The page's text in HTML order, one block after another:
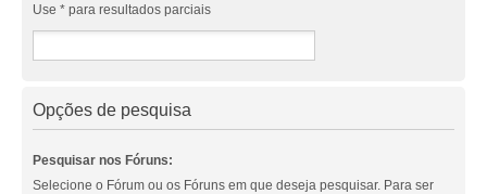
Use * para resultados parciais
Opções de pesquisa
Pesquisar nos Fóruns:
Selecione o Fórum ou os Fóruns em que deseja pesquisar. Para ser